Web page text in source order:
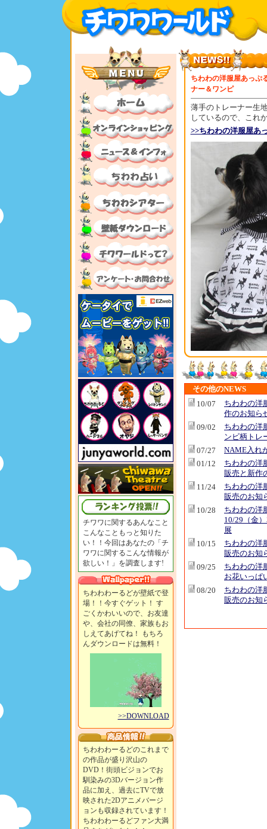
チワワに関するあんなこと
こんなこともっと知りた
い！！今回はあなたの「チ
ワワに関するこんな情報が
欲しい！」を調査します!
ちわわわーるどが壁紙で登
場！！今すぐゲット！ す
ごくかわいいので、お友達
や、会社の同僚、家族もお
しえてあげてね！ もちろ
んダウンロードは無料！
>>DOWNLOAD
ちわわわーるどのこれまで
の作品が盛り沢山の
DVD！街頭ビジョンでお
馴染みの3Dバージョン作
品に加え、過去にTVで放
映された2Dアニメバージ
ョンも収録されています！
ちわわわーるどファン大満
ちわわの洋服屋あっぷ
ナー＆ワンピ
薄手のトレーナー生
しているので、これ
>>ちわわの洋服屋あ
その他のNEWS
10/07
ちわわの洋
作のお知ら
09/02
ちわわの洋
ンビ柄トレ
07/27
NAME入れ
01/12
ちわわの洋
販売と新作
11/24
ちわわの洋
販売のお知
10/28
ちわわの
10/29（金
展
10/15
ちわわの洋
販売のお知
09/25
ちわわの
お花いっぱ
08/20
ちわわの洋
販売のお知